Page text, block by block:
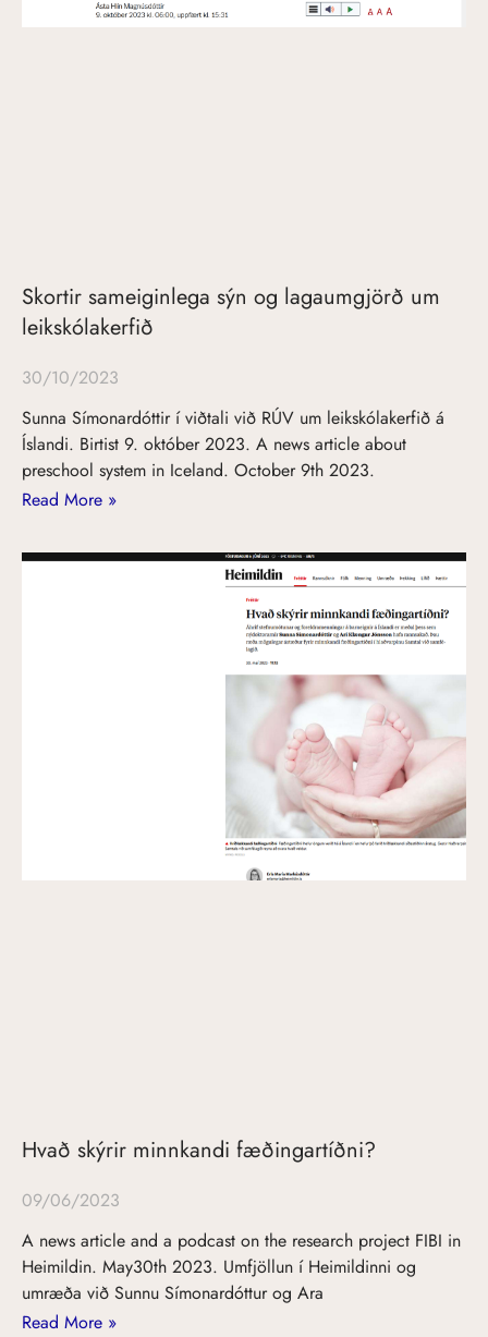
Skortir sameiginlega sýn og lagaumgjörð um
leikskólakerfið
30/10/2023
Sunna Símonardóttir í viðtali við RÚV um leikskólakerfið á
Íslandi. Birtist 9. október 2023. A news article about
preschool system in Iceland. October 9th 2023.
Read More »
Hvað skýrir minnkandi fæðingartíðni?
09/06/2023
A news article and a podcast on the research project FIBI in
Heimildin. May30th 2023. Umfjöllun í Heimildinni og
umræða við Sunnu Símonardóttur og Ara
Read More »